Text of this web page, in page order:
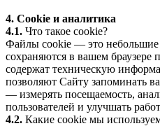
4. Cookie и аналитика
4.1. Что такое cookie?
Файлы cookie — это небольшие
сохраняются в вашем
содержат техническую
позволяют Сайту запоминать
— измерять посещаемость,
пользователей и улучшать
4.2. Какие cookie мы